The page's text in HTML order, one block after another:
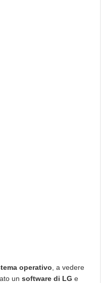
operativo , a vedere
unsoftware di LGe